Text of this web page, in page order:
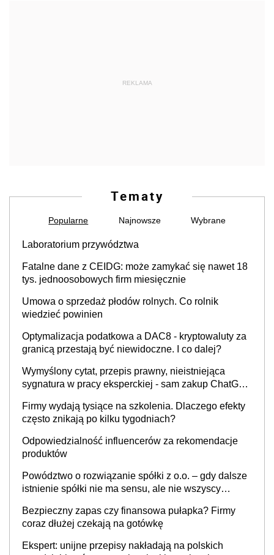
REKLAMA
Tematy
Popularne Najnowsze Wybrane
Laboratorium przywództwa
Fatalne dane z CEIDG: może zamykać się nawet 18
tys. jednoosobowych firm miesięcznie
Umowa o sprzedaż płodów rolnych. Co rolnik
wiedzieć powinien
Optymalizacja podatkowa a DAC8 - kryptowaluty za
granicą przestają być niewidoczne. I co dalej?
Wymyślony cytat, przepis prawny, nieistniejąca
sygnatura w pracy eksperckiej - sam zakup ChatGPT
Firmy wydają tysiące na szkolenia. Dlaczego efekty
często znikają po kilku tygodniach?
Odpowiedzialność influencerów za rekomendacje
produktów
Powództwo o rozwiązanie spółki z o.o. – gdy dalsze
istnienie spółki nie ma sensu, ale nie wszyscy
Bezpieczny zapas czy finansowa pułapka? Firmy
coraz dłużej czekają na gotówkę
Ekspert: unijne przepisy nakładają na polskich